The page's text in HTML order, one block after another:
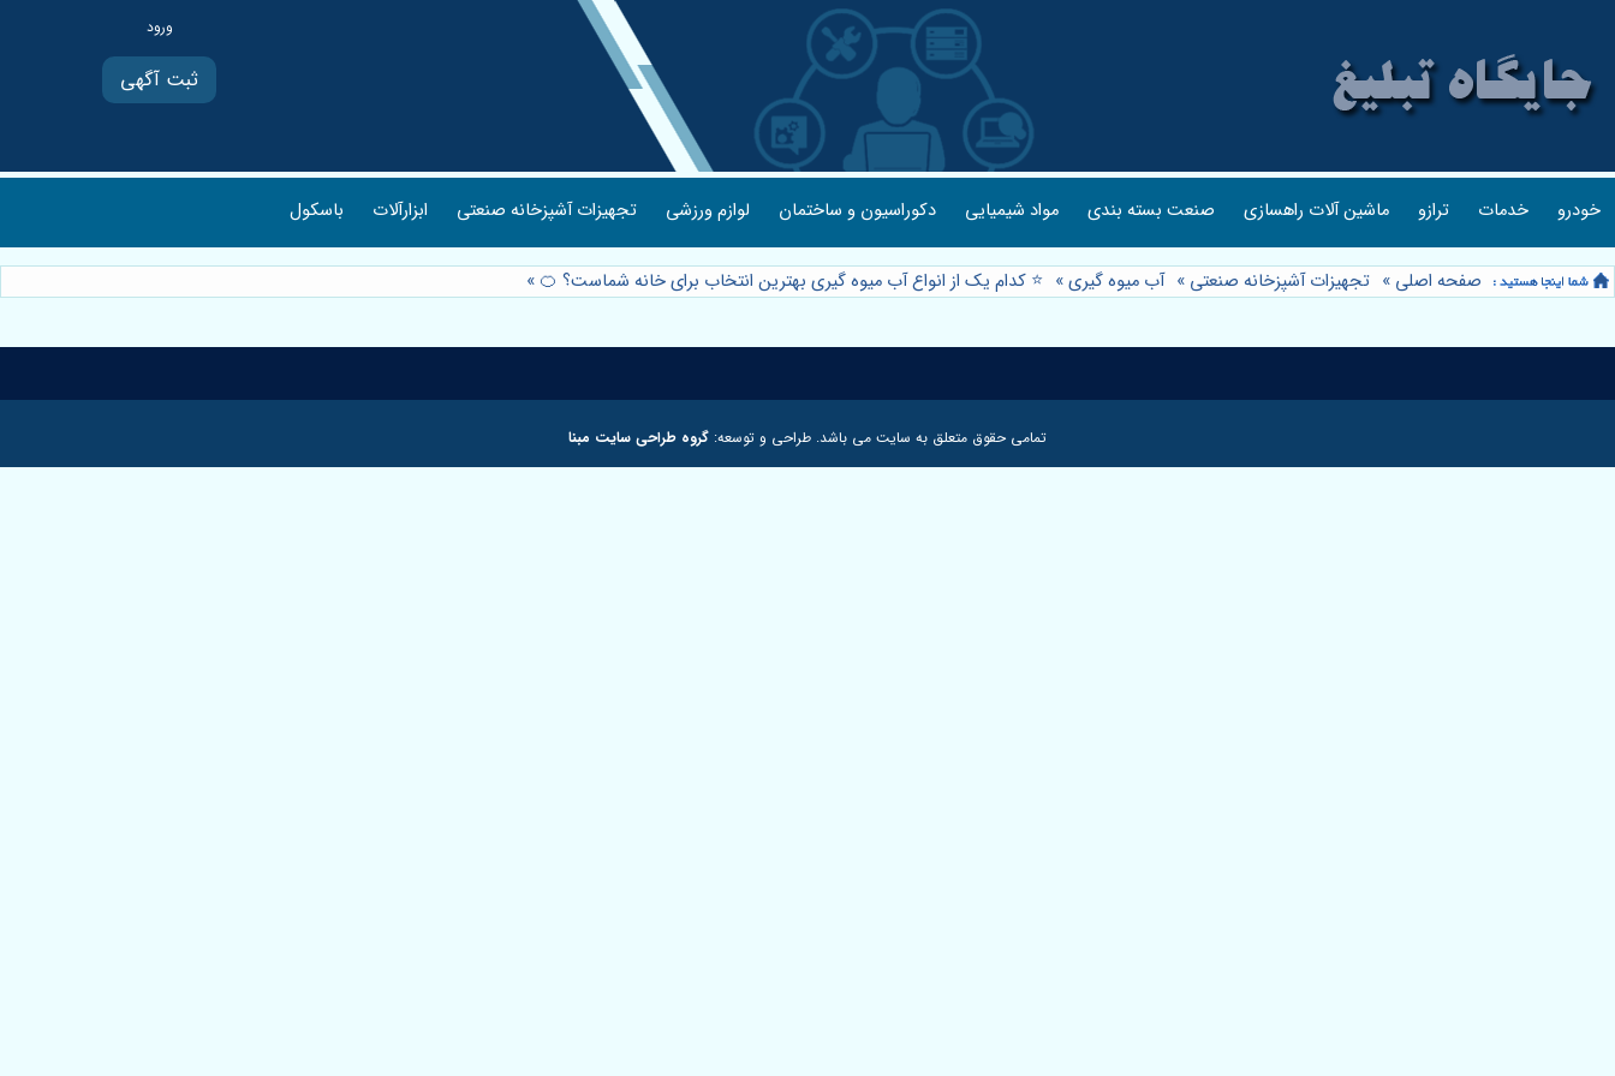
ثبت آگهی
خودرو خدمات ترازو ماشین آلات راهسازی صنعت بسته بندی مواد شیمیایی دکوراسیون و ساختمان لوازم ورزشی تجهیزات آشپزخانه صنعتی ابزارآلات باسکول
صفحه اصلی » تجهیزات آشپزخانه صنعتی » آب میوه گیری» ⭐️ کدام یک از انواع آب میوه گیری بهترین انتخاب برای خانه شماست؟ 🍊 »
تمامی حقوق متعلق به سایت می باشد. طراحی و توسعه: گروه طراحی سایت مبنا